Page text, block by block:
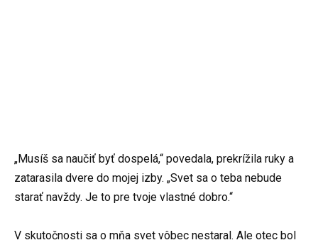
„Musíš sa naučiť byť dospelá,“ povedala, prekrížila ruky a
zatarasila dvere do mojej izby. „Svet sa o teba nebude
starať navždy. Je to pre tvoje vlastné dobro.“
V skutočnosti sa o mňa svet vôbec nestaral. Ale otec bol